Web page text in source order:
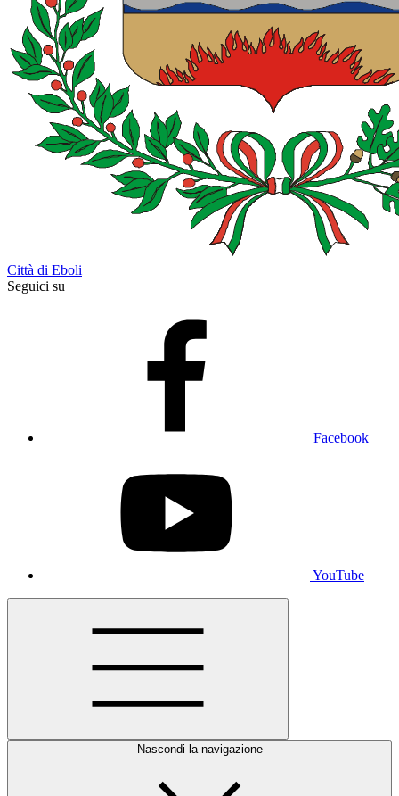
Città di Eboli
Seguici su
Facebook
YouTube
Nascondi la navigazione